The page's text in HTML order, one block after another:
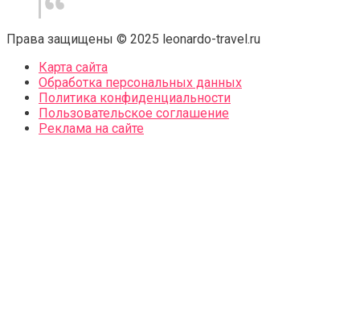
Права защищены © 2025 leonardo-travel.ru
Карта сайта
Обработка персональных данных
Политика конфиденциальности
Пользовательское соглашение
Реклама на сайте